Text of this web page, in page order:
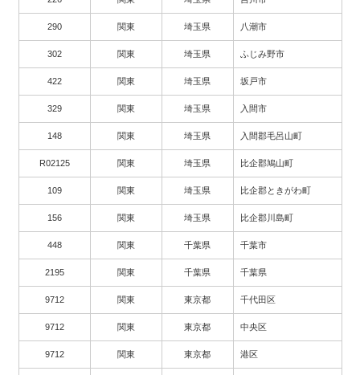
290 関東 埼玉県 八潮市
302 関東 埼玉県 ふじみ野市
422 関東 埼玉県 坂戸市
329 関東 埼玉県 入間市
148 関東 埼玉県 入間郡毛呂山町
R02125 関東 埼玉県 比企郡鳩山町
109 関東 埼玉県 比企郡ときがわ町
156 関東 埼玉県 比企郡川島町
448 関東 千葉県 千葉市
2195 関東 千葉県 千葉県
9712 関東 東京都 千代田区
9712 関東 東京都 中央区
9712 関東 東京都 港区